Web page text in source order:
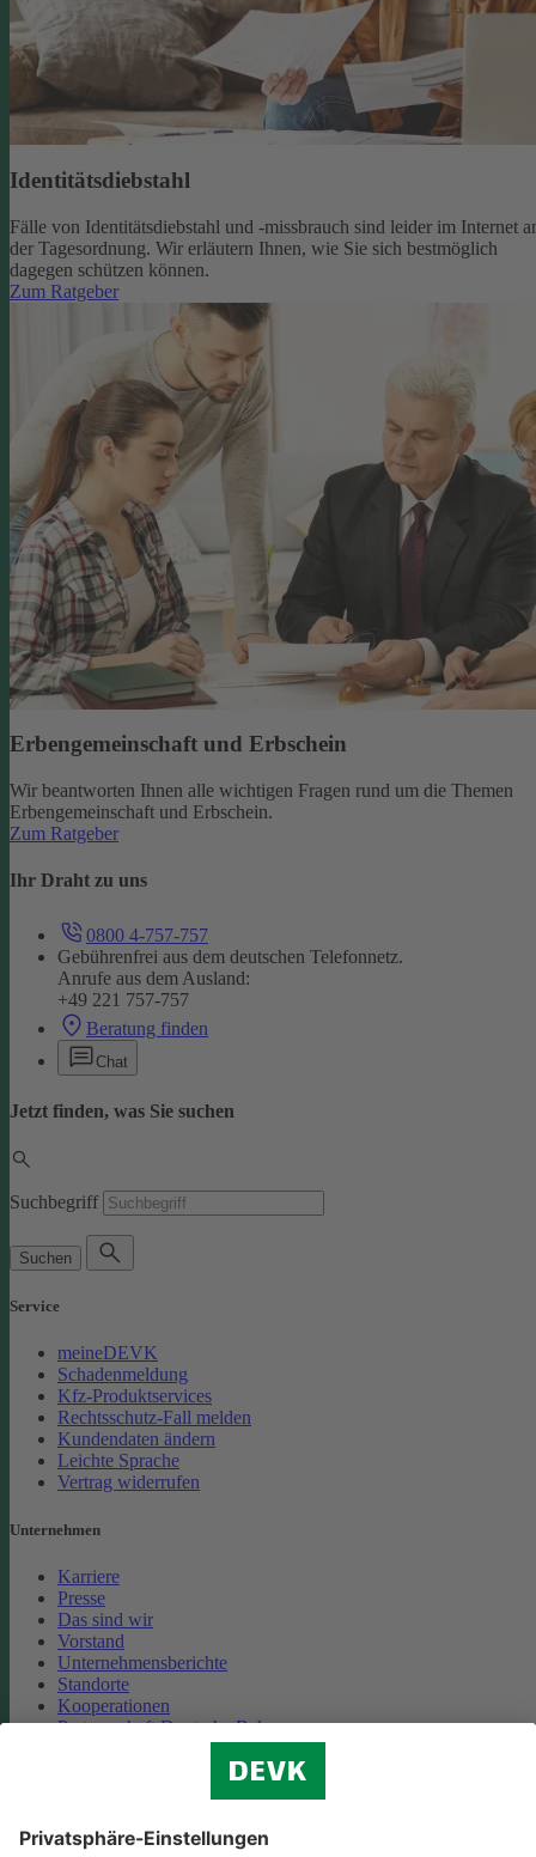
Identitätsdiebstahl
Fälle von Identitätsdiebstahl und -missbrauch sind leider im Internet
der Tagesordnung. Wir erläutern Ihnen, wie Sie sich bestmöglich
dagegen schützen können.
Zum Ratgeber
Erbengemeinschaft und Erbschein
Wir beantworten Ihnen alle wichtigen Fragen rund um die Themen
Erbengemeinschaft und Erbschein.
Zum Ratgeber
Ihr Draht zu uns
0800 4-757-757
Gebührenfrei aus dem deutschen Telefonnetz.
Anrufe aus dem Ausland:
+49 221 757-757
Beratung finden
Chat
Jetzt finden, was Sie suchen
Suchbegriff
Suchen
Service
meineDEVK
Schadenmeldung
Kfz-Produktservices
Rechtsschutz-Fall melden
Kundendaten ändern
Leichte Sprache
Vertrag widerrufen
Unternehmen
Karriere
Presse
Das sind wir
Vorstand
Unternehmensberichte
Standorte
Kooperationen
Partnerschaft Deutsche Bahn